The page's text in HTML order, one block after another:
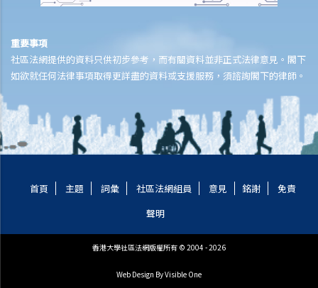
如果我的保單已經失效，但我重新繳交保費以嘗試令保單「復效」。我
我為同一項目（如住院或家居意外）購買了數份保險。我可否從所有保
單索取全數保額，或只可索取實際開支或損失？人壽保險的死亡賠償會
醫療保險
在處理索償時，保險公司會否接受中醫發出的醫療報告 / 醫生紙？
我為同一項目（如住院或家居意外）購買了數份保險。我可否從所有保
意外或個人傷亡保險
「意外受傷」的一般定義是甚麼？如果我受了傷但沒有表面傷痕，我可
否向保險公司索償？
筆永久傷殘賠償給我，但兩年後我奇蹟地復原，保險公司可否向我討回
重要事項
社區法網提供的資料只供初步參考，而有關資料並非正式法律意見。閣下
如欲就任何法律事項取得更詳盡的資料或支援服務，須諮詢閣下的律師。
首頁 主題 詞彙 社區法網組員 意見 銘謝
免責
聲明
香港大學社區法網版權所有 © 2004 - 2026
Web Design By Visible One